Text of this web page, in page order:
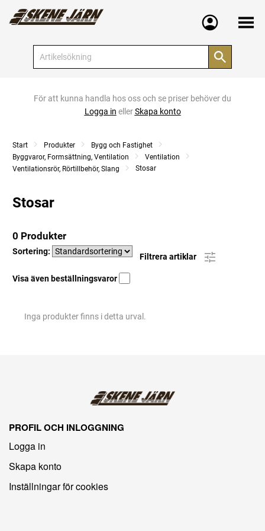
Meny
För att kunna handla hos oss och se priser behöver du
Logga in ellerSkapa konto
Start Produkter
Bygg och Fastighet
Byggvaror, Formsättning, Ventilation
Ventilation
Ventilationsrör, Rörtillbehör, Slang
Stosar
Stosar
0 Produkter
Sortering:
Filtrera artiklar
Visa även beställningsvaror
Inga produkter finns i detta urval.
PROFIL OCH INLOGGNING
Logga in
Skapa konto
Inställningar för cookies